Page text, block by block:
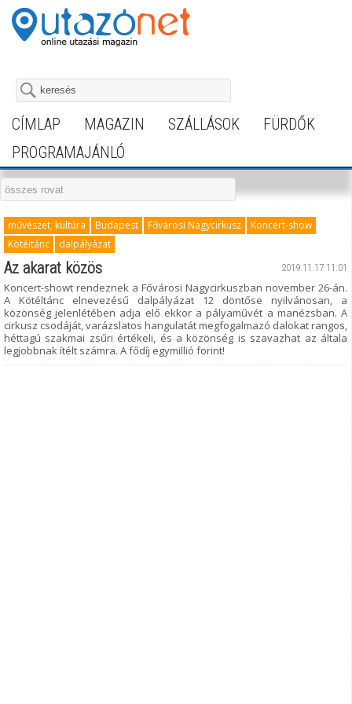
CÍMLAP MAGAZIN SZÁLLÁSOK
FÜRDŐK
PROGRAMAJÁNLÓ
művészet, kultúra Budapest Fővárosi Nagycirkusz
Koncert-show
Kötéltánc
dalpályázat
2019.11.17 11:01
Az akarat közös
Koncert-showt rendeznek a Fővárosi Nagycirkuszban november 26-án.
A Kötéltánc elnevezésű dalpályázat 12 döntőse nyilvánosan, a
közönség jelenlétében adja elő ekkor a pályaművét a manézsban. A
cirkusz csodáját, varázslatos hangulatát megfogalmazó dalokat rangos,
héttagú szakmai zsűri értékeli, és a közönség is szavazhat az általa
legjobbnak ítélt számra. A fődíj egymillió forint!